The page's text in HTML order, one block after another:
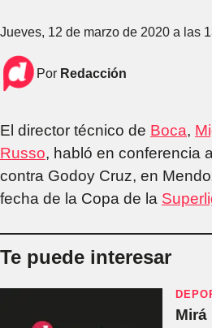
Jueves, 12 de marzo de 2020 a las
Por Redacción
El director técnico de Boca,
Russo, habló en conferencia
contra Godoy Cruz, en
fecha de la Copa de la
Te puede interesar
Mirá